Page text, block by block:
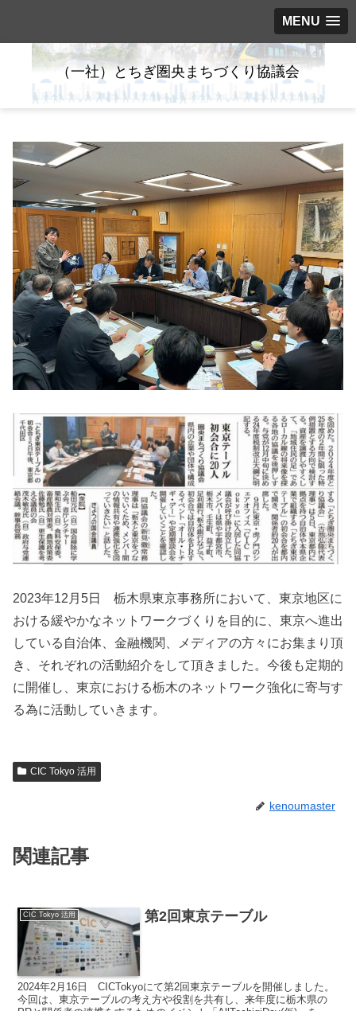
MENU
（一社）とちぎ圏央まちづくり協議会
2023年12月5日 栃木県東京事務所において、東京地区に
おける緩やかなネットワークづくりを目的に、東京へ進出
している自治体、金融機関、メディアの方々にお集まり頂
き、それぞれの活動紹介をして頂きました。今後も定期的
に開催し、東京における栃木のネットワーク強化に寄与す
る為に活動していきます。
CIC Tokyo 活用
kenoumaster
関連記事
CIC Tokyo 活用 第2回東京テーブル
2024年2月16日 CICTokyoにて第2回東京テーブルを開催しました。
今回は、東京テーブルの考え方や役割を共有し、来年度に栃木県の